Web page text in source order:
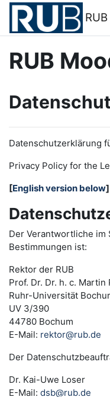
Vai al contenuto principale
RUB
Datenschutzerklärung
Privacy Policy for the L
[English version below]
Der Verantwortliche im
Bestimmungen ist:
Rektor der RUB
Prof. Dr. Dr. h. c. Martin
Ruhr-Universität
UV 3/390
44780 Bochum
E-Mail: rektor@rub.de
Der
Dr. Kai-Uwe Loser
E-Mail: dsb@rub.de